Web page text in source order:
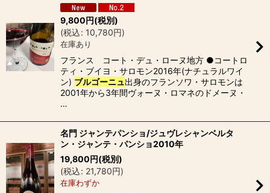
9,800円(税別)
(税込: 10,780円)
在庫あり
フランス コート・デュ・ローヌ地方 ●コートロ
ティ・ブイヨ・サロモン2016年(ナチュラルワイ
ン) ブルゴーニュ出身のフランソワ・サロモンは
2001年から3年間ヴォーヌ・ロマネのドメーヌ・
…
名門 ジャンテパンショ/ジュヴレシャンベルタ
ン・ジャンテ・パンショ2010年
19,800円(税別)
(税込: 21,780円)
在庫わずか